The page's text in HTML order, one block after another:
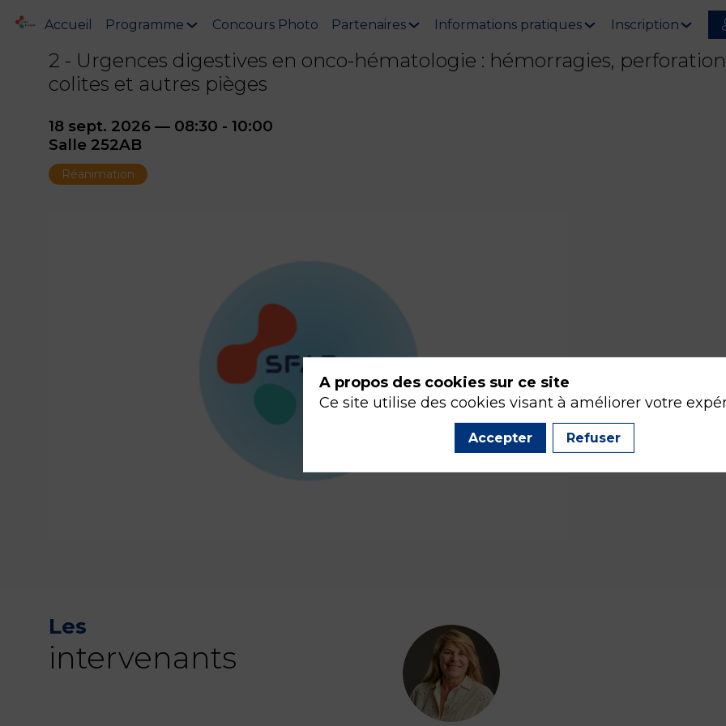
Accueil Programme Concours Photo Partenaires Informations pratiques Inscription
2 - Urgences digestives en onco-hématologie : hémorragies,
colites et autres pièges
18 sept. 2026 — 08:30 - 10:00
Salle 252AB
Réanimation
Les
intervenants SCC
A propos des cookies sur ce site
Ce site utilise des cookies visant à améliorer votre
Accepter Refuser